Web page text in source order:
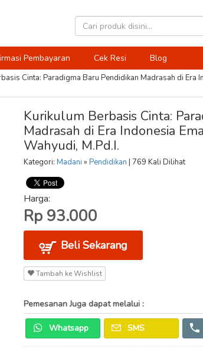
Pembayaran Cek Resi Blog
Cinta: Paradigma Baru Pendidikan Madrasah di Era
Kurikulum Berbasis Cinta:
Madrasah di Era Indonesia
Wahyudi, M.Pd.I.
Kategori: Madani » Pendidikan | 769 Kali Dilihat
Harga:
Rp 93.000
Beli Sekarang
Tambah ke Wishlist
Pemesanan Juga dapat melalui :
Whatsapp SMS